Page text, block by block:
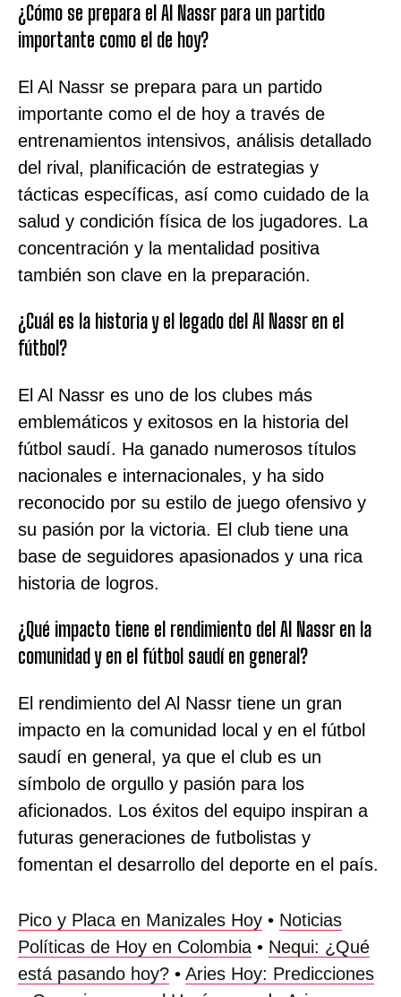
¿Cómo se prepara el Al Nassr para un partido
importante como el de hoy?
El Al Nassr se prepara para un partido
importante como el de hoy a través de
entrenamientos intensivos, análisis detallado
del rival, planificación de estrategias y
tácticas específicas, así como cuidado de la
salud y condición física de los jugadores. La
concentración y la mentalidad positiva
también son clave en la preparación.
¿Cuál es la historia y el legado del Al Nassr en el
fútbol?
El Al Nassr es uno de los clubes más
emblemáticos y exitosos en la historia del
fútbol saudí. Ha ganado numerosos títulos
nacionales e internacionales, y ha sido
reconocido por su estilo de juego ofensivo y
su pasión por la victoria. El club tiene una
base de seguidores apasionados y una rica
historia de logros.
¿Qué impacto tiene el rendimiento del Al Nassr en la
comunidad y en el fútbol saudí en general?
El rendimiento del Al Nassr tiene un gran
impacto en la comunidad local y en el fútbol
saudí en general, ya que el club es un
símbolo de orgullo y pasión para los
aficionados. Los éxitos del equipo inspiran a
futuras generaciones de futbolistas y
fomentan el desarrollo del deporte en el país.
Pico y Placa en Manizales Hoy • Noticias
Políticas de Hoy en Colombia • Nequi: ¿Qué
está pasando hoy? • Aries Hoy: Predicciones